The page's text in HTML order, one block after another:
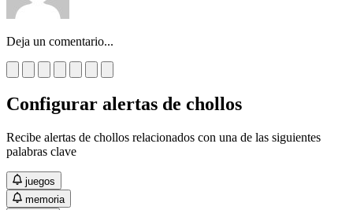
Deja un comentario...
Configurar alertas de chollos
Recibe alertas de chollos relacionados con una de las siguientes
palabras clave
juegos
memoria